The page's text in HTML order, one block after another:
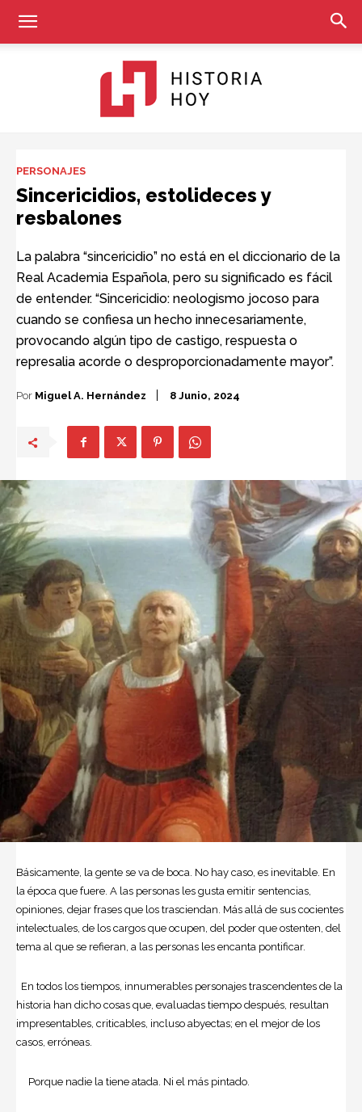
PERSONAJES
Sincericidios, estolideces y
resbalones
La palabra “sincericidio” no está en el diccionario de la
Real Academia Española, pero su significado es fácil
de entender. “Sincericidio: neologismo jocoso para
cuando se confiesa un hecho innecesariamente,
provocando algún tipo de castigo, respuesta o
represalia acorde o desproporcionadamente mayor”.
Por Miguel A. Hernández 8 Junio, 2024
Básicamente, la gente se va de boca. No hay caso, es inevitable. En
la época que fuere. A las personas les gusta emitir sentencias,
opiniones, dejar frases que los trasciendan. Más allá de sus cocientes
intelectuales, de los cargos que ocupen, del poder que ostenten, del
tema al que se refieran, a las personas les encanta pontificar.
En todos los tiempos, innumerables personajes trascendentes de la
historia han dicho cosas que, evaluadas tiempo después, resultan
impresentables, criticables, incluso abyectas; en el mejor de los
casos, erróneas.
Porque nadie la tiene atada. Ni el más pintado.